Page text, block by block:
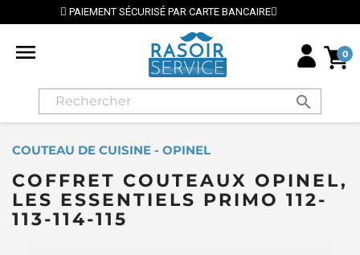
SÉCURISÉ PAR CARTE BANCAIRE ⭐ LIVRAISON
 0
search
COUTEAU DE CUISINE - OPINEL
COFFRET COUTEAUX OPINEL,
LES ESSENTIELS PRIMO 112-
113-114-115